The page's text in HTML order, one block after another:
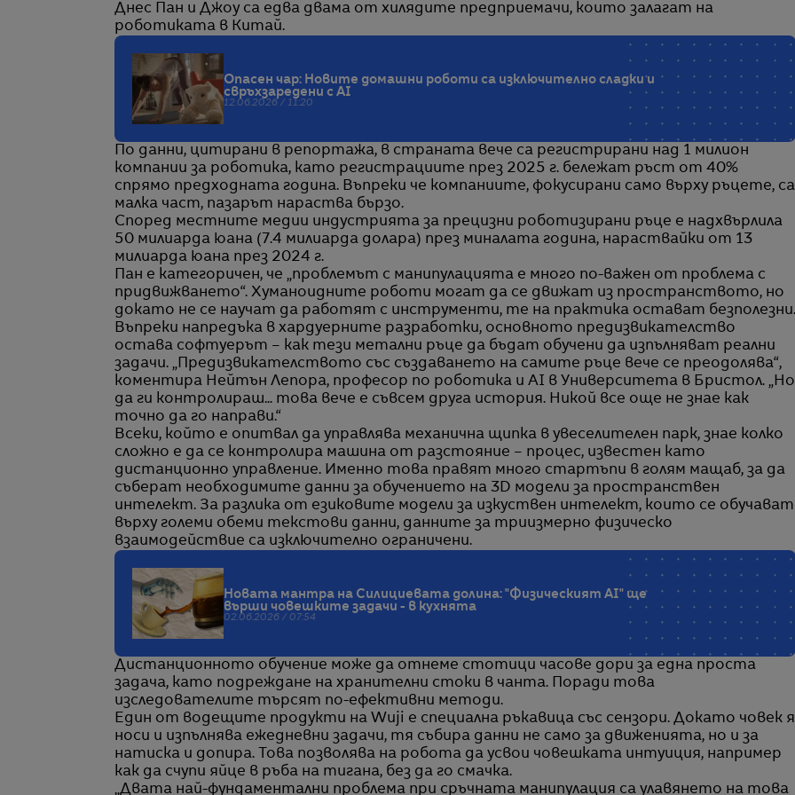
Днес Пан и Джоу са едва двама от хилядите предприемачи, които залагат на
роботиката в Китай.
Опасен чар: Новите домашни роботи са изключително сладки и
свръхзаредени с AI
12.06.2026 / 11:20
По данни, цитирани в репортажа, в страната вече са регистрирани над 1 милион
компании за роботика, като регистрациите през 2025 г. бележат ръст от 40%
спрямо предходната година. Въпреки че компаниите, фокусирани само върху ръцете, са
малка част, пазарът нараства бързо.
Според местните медии индустрията за прецизни роботизирани ръце е надхвърлила
50 милиарда юана (7.4 милиарда долара) през миналата година, нараствайки от 13
милиарда юана през 2024 г.
Пан е категоричен, че „проблемът с манипулацията е много по-важен от проблема с
придвижването“. Хуманоидните роботи могат да се движат из пространството, но
докато не се научат да работят с инструменти, те на практика остават безполезни.
Въпреки напредъка в хардуерните разработки, основното предизвикателство
остава софтуерът – как тези метални ръце да бъдат обучени да изпълняват реални
задачи. „Предизвикателството със създаването на самите ръце вече се преодолява“,
коментира Нейтън Лепора, професор по роботика и AI в Университета в Бристол. „Но
да ги контролираш... това вече е съвсем друга история. Никой все още не знае как
точно да го направи.“
Всеки, който е опитвал да управлява механична щипка в увеселителен парк, знае колко
сложно е да се контролира машина от разстояние – процес, известен като
дистанционно управление. Именно това правят много стартъпи в голям мащаб, за да
съберат необходимите данни за обучението на 3D модели за пространствен
интелект. За разлика от езиковите модели за изкуствен интелект, които се обучават
върху големи обеми текстови данни, данните за триизмерно физическо
взаимодействие са изключително ограничени.
Новата мантра на Силициевата долина: "Физическият AI" ще
върши човешките задачи - в кухнята
02.06.2026 / 07:54
Дистанционното обучение може да отнеме стотици часове дори за една проста
задача, като подреждане на хранителни стоки в чанта. Поради това
изследователите търсят по-ефективни методи.
Един от водещите продукти на Wuji е специална ръкавица със сензори. Докато човек я
носи и изпълнява ежедневни задачи, тя събира данни не само за движенията, но и за
натиска и допира. Това позволява на робота да усвои човешката интуиция, например
как да счупи яйце в ръба на тигана, без да го смачка.
„Двата най-фундаментални проблема при сръчната манипулация са улавянето на това